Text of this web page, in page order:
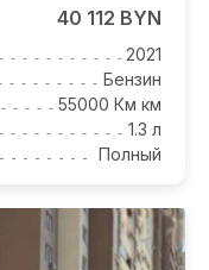
40 112 BYN
2021
Бензин
55000 Км км
1.3 л
Полный